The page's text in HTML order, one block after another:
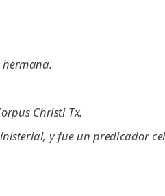
Christi Tx.
y fue un predicador